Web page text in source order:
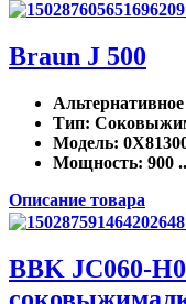
Braun J 500
Тип:
Модель:
Мощность: 900
Описание товара
BBK JC060-